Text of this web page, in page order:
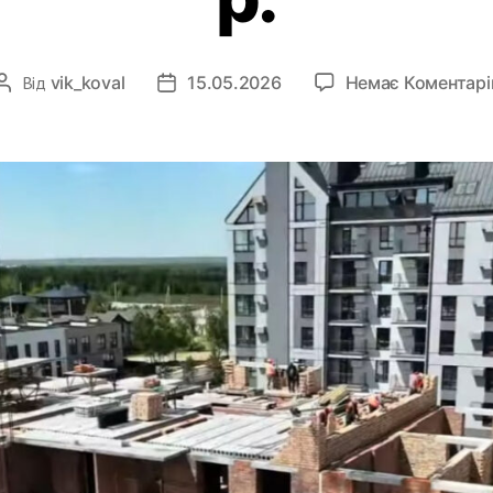
Від vik_koval 15.05.2026 Немає